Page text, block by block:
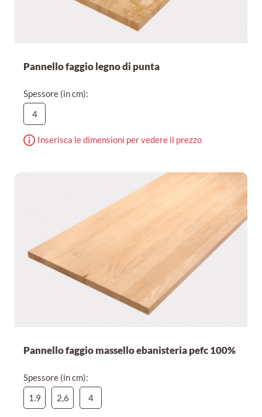
Pannello faggio legno di punta
Spessore (in cm):
4
Inserisca le dimensioni per vedere il prezzo
Pannello faggio massello ebanisteria pefc 100%
Spessore (in cm):
1.9
2,6 4